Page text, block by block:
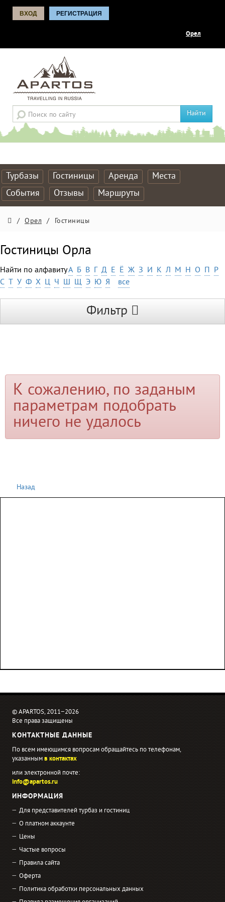
ВХОД РЕГИСТРАЦИЯ
Орел
Найти
Турбазы Гостиницы Аренда
Места
События
Отзывы Маршруты
/ Орел / Гостиницы
Гостиницы Орла
Найти по алфавитуА Б В Г Д Е Ё Ж З И К Л М Н О П Р
С Т У Ф Х Ц Ч Ш Щ Э Ю Я все
Фильтр
К сожалению, по заданым
параметрам подобрать
ничего не удалось
Назад
© APARTOS, 2011−2026
Все права защищены
КОНТАКТНЫЕ ДАННЫЕ
По всем имеющимся вопросам обращайтесь по телефонам,
указаннымв контактах
или электронной почте:
info@apartos.ru
ИНФОРМАЦИЯ
Для представителей турбаз и гостиниц
О платном аккаунте
Цены
Частые вопросы
Правила сайта
Оферта
Политика обработки персональных данных